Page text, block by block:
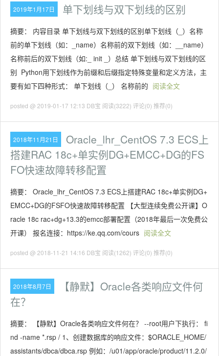
2019年1月17日 单下划线与双下划线的区别
摘要： 内容目录 单下划线与双下划线的区别单下划线（_）名称
前的单下划线（如：_name）名称前的双下划线（如：__name）
名称前后的双下划线（如:_ init _）总结 单下划线与双下划线的区
别 ​ Python用下划线作为前缀和后缀指定特殊变量和定义方法，主
要有如下四种形式： 单下划线（_） 名称前的 阅读全文
posted @ 2019-01-17 12:13 DB宝 阅读(3222) 评论(0) 推荐(0)
2018年11月21日
Oracle_lhr_CentOS 7.3 ECS上
搭建RAC 18c+单实例DG+EMCC+DG的FS
FO快速故障转移配置
摘要： Oracle_lhr_CentOS 7.3 ECS上搭建RAC 18c+单实例DG+
EMCC+DG的FSFO快速故障转移配置 【大型连续免费公开课】O
racle 18c rac+dg+13.3的emcc部署配置（2018年最后一次免费公
开课） 报名连接：https://ke.qq.com/cours 阅读全文
posted @ 2018-11-21 14:16 DB宝 阅读(1262) 评论(0) 推荐(0)
2018年8月7日
【静默】Oracle各类响应文件何
在？
摘要： 【静默】Oracle各类响应文件何在？ --root用户下执行： fi
nd -name *.rsp / 1、创建数据库的响应文件：$ORACLE_HOME/
assistants/dbca/dbca.rsp 例如：/u01/app/oracle/product/11.2.0/